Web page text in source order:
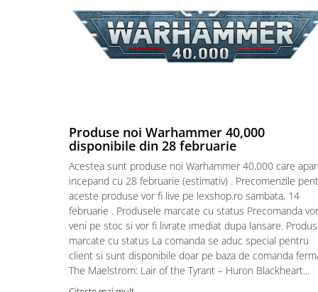
Puzzle 500 piese
4D Cityscape Time Puzzle
Puzzle 300 piese
Puzzle 70 piese
Puzzle cu 100 piese
Puzzle cu 200 piese
Puzzle 2 in 1
Produse noi Warhammer 40,000
disponibile din 28 februarie
Acestea sunt produse noi Warhammer 40,000 care apar
incepand cu 28 februarie (estimativ) . Precomenzile
aceste produse vor fi live pe lexshop.ro sambata, 14
februarie . Produsele marcate cu status Precomanda vor
veni pe stoc si vor fi livrate imediat dupa lansare.
marcate cu status La comanda se aduc special pentru
client si sunt disponibile doar pe baza de comanda
The Maelstrom: Lair of the Tyrant – Huron Blackheart...